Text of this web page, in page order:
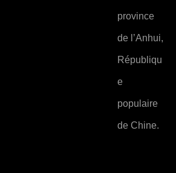
province
de l’Anhui,
Républiqu
e
populaire
de Chine.